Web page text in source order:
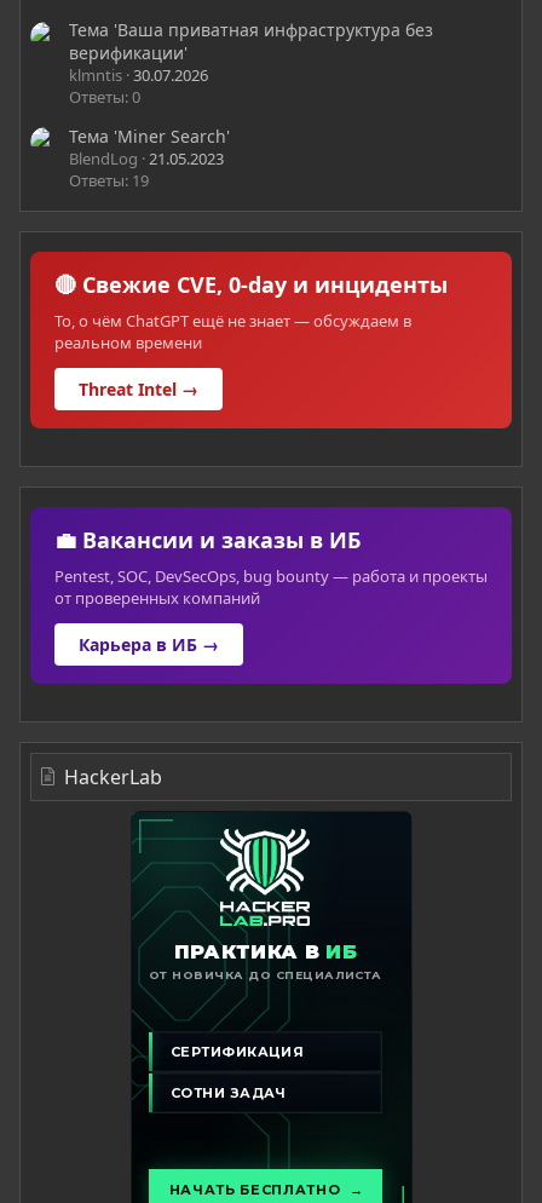
Тема 'Ваша приватная инфраструктура без
верификации'
klmntis 30.07.2026
Ответы: 0
Тема 'Miner Search'
BlendLog
21.05.2023
Ответы: 19
🔴 Свежие CVE, 0-day и инциденты
То, о чём ChatGPT ещё не знает — обсуждаем в
реальном времени
Threat Intel →
💼 Вакансии и заказы в ИБ
Pentest, SOC, DevSecOps, bug bounty — работа и проекты
от проверенных компаний
Карьера в ИБ →
HackerLab